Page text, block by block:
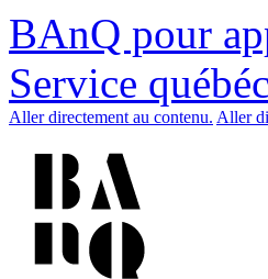
BAnQ pour
Service
Aller directement au contenu. Aller